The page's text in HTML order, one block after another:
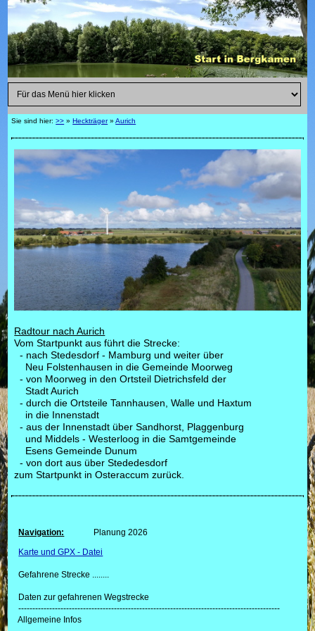
Sie sind hier:>> »Heckträger»Aurich
Radtour nach Aurich
Vom Startpunkt aus führt die Strecke:
- nach Stedesdorf - Mamburg und weiter über
Neu Folstenhausen in die Gemeinde Moorweg
- von Moorweg in den Ortsteil Dietrichsfeld der
Stadt Aurich
- durch die Ortsteile Tannhausen, Walle und Haxtum
in die Innenstadt
- aus der Innenstadt über Sandhorst, Plaggenburg
und Middels - Westerloog in die Samtgemeinde
Esens Gemeinde Dunum
- von dort aus über Stededesdorf
zum Startpunkt in Osteraccum zurück.
Navigation: Planung 2026
Karte und GPX - Datei
Gefahrene Strecke ........
Daten zur gefahrenen Wegstrecke
---------------------------------------------------------------------------------------------
Allgemeine Infos